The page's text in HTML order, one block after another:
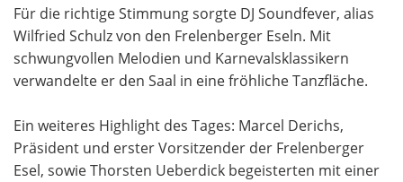
Für die richtige Stimmung sorgte DJ Soundfever, alias
Wilfried Schulz von den Frelenberger Eseln. Mit
schwungvollen Melodien und Karnevalsklassikern
verwandelte er den Saal in eine fröhliche Tanzfläche.
Ein weiteres Highlight des Tages: Marcel Derichs,
Präsident und erster Vorsitzender der Frelenberger
Esel, sowie Thorsten Ueberdick begeisterten mit einer